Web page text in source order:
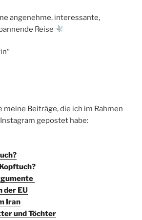
angenehme, interessante,
Reise
meine Beiträge, die ich im Rahmen
gepostet habe:
der EU
Iran
und Töchter